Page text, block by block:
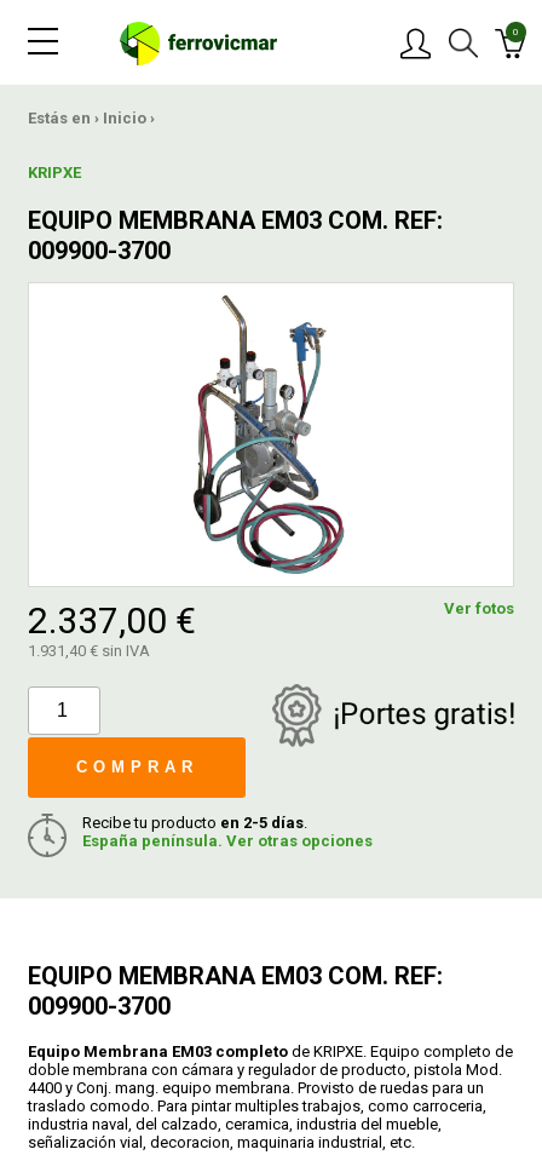
0
Estás en › Inicio ›
KRIPXE
EQUIPO MEMBRANA EM03 COM. REF:
009900-3700
Ver fotos
2.337,00 €
1.931,40 € sin IVA
COMPRAR
Recibe tu producto en 2-5 días.
España península. Ver otras opciones
EQUIPO MEMBRANA EM03 COM. REF:
009900-3700
Equipo Membrana EM03 completo de KRIPXE. Equipo completo de
doble membrana con cámara y regulador de producto, pistola Mod.
4400 y Conj. mang. equipo membrana. Provisto de ruedas para un
traslado comodo. Para pintar multiples trabajos, como carroceria,
industria naval, del calzado, ceramica, industria del mueble,
señalización vial, decoracion, maquinaria industrial, etc.
NOVEDADES
BLOG
CONTACTAR
FERROVICMAR
DESPIECE
GUÍAS
FORMAS DE PAGO
CONDICIONES